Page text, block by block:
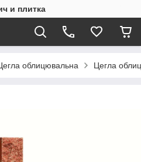
и плитка
облицювальна Цегла